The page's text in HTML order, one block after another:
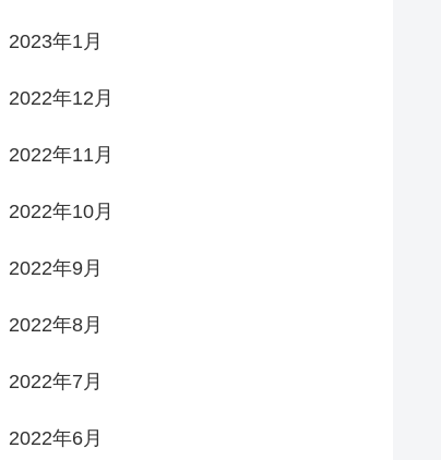
2023年1月
2022年12月
2022年11月
2022年10月
2022年9月
2022年8月
2022年7月
2022年6月